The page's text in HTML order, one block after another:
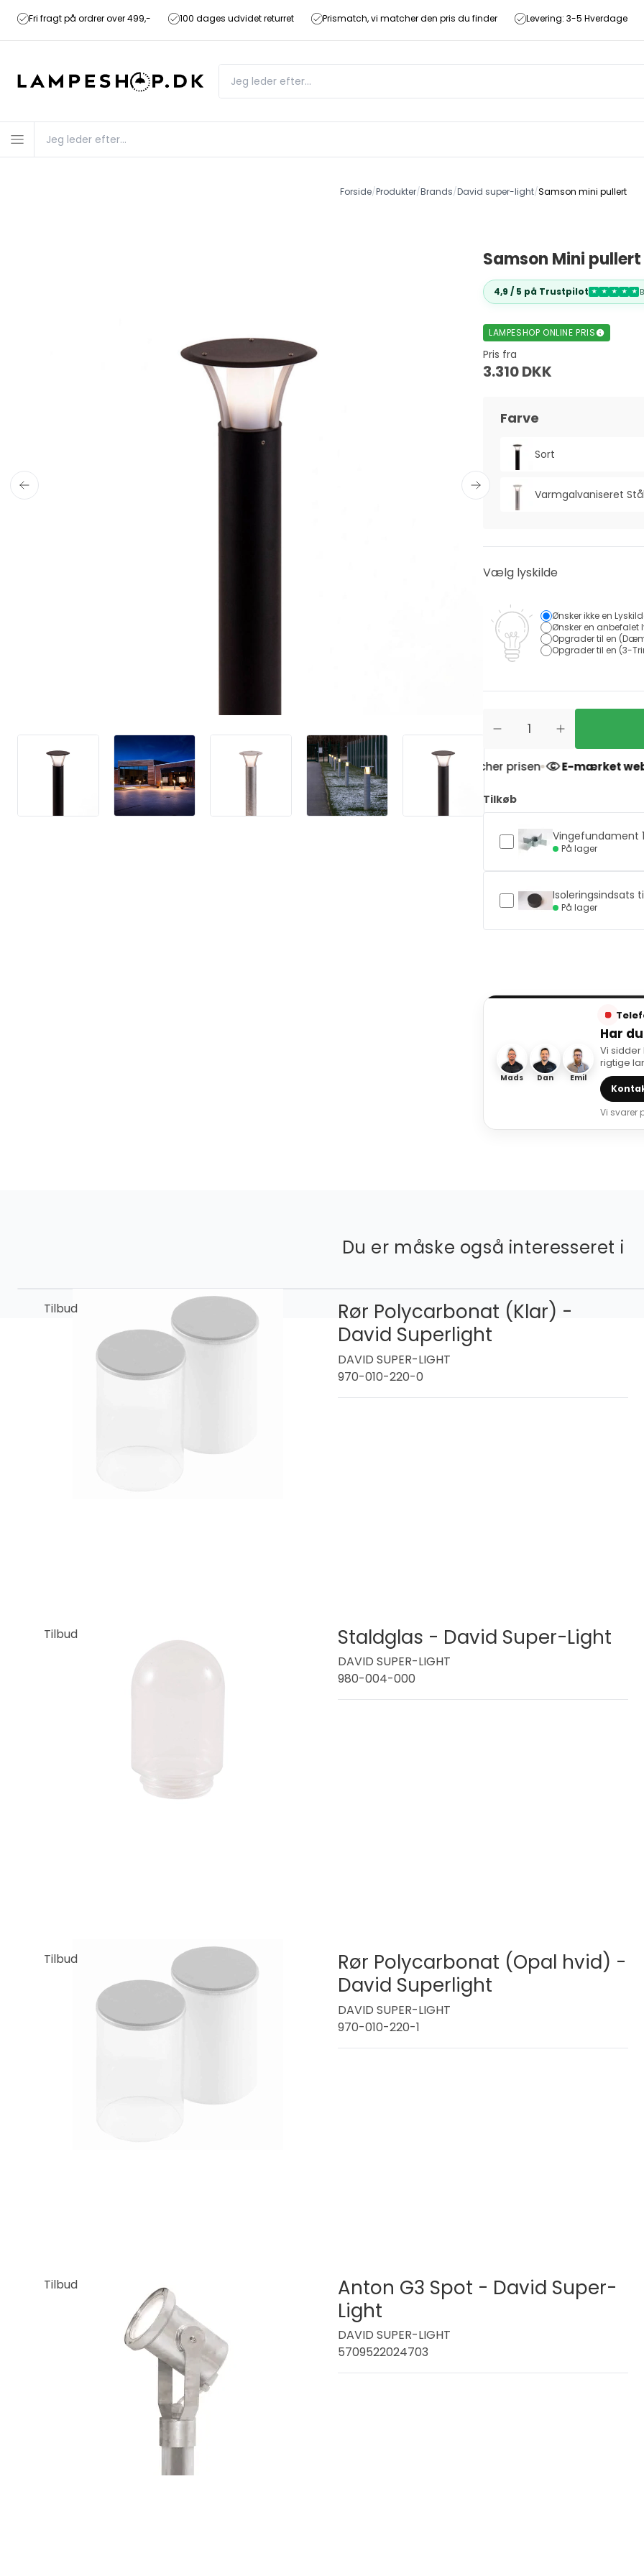
Fri fragt på ordrer over 499,- 100 dages udvidet returret Prismatch, vi matcher den pris du finder Levering: 3-5 Hverdage
Forside/Produkter/Brands/David super-light/Samson mini pullert
Samson Mini pullert
4,9 / 5 på Trustpilot ★ ★ ★ ★ ★
LAMPESHOP ONLINE PRIS
Pris fra
3.310 DKK
Farve
Sort
Varmgalvaniseret Stål
Vælg lyskilde
Ønsker ikke en
Ønsker en anbefalet
Opgrader til en
Opgrader til en (3-
4,9 stjerner på Trustpilotud af 1900+ anmeldelser Prismatch - Vi matcher prisen E-mærket
Tilkøb
Vingefundament
På lager
Isoleringsindsats
På lager
Mads Dan Emil
Har
Vi
rigtige
Vi svarer
Du er måske også interesseret i
Tilbud
Rør Polycarbonat (Klar) -
David Superlight
DAVID SUPER-LIGHT
970-010-220-0
Tilbud Staldglas - David Super-Light
DAVID SUPER-LIGHT
980-004-000
Tilbud
Rør Polycarbonat (Opal hvid) -
David Superlight
DAVID SUPER-LIGHT
970-010-220-1
Tilbud
Anton G3 Spot - David Super-
Light
DAVID SUPER-LIGHT
5709522024703